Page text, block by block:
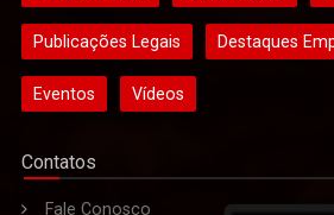
Publicações Legais Destaques
Eventos Vídeos
Contatos
Fale Conosco